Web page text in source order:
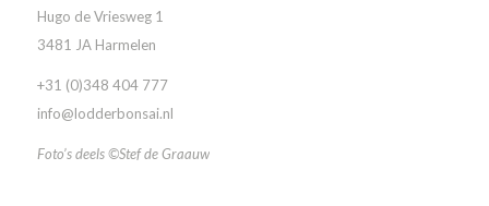
Hugo de Vriesweg 1
3481 JA Harmelen
+31 (0)348 404 777
info@lodderbonsai.nl
Foto’s deels ©Stef de Graauw